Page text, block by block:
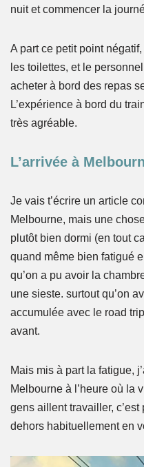
nuit et commencer la
A part ce petit point
les toilettes, et le
acheter à bord des repas
L’expérience à bord du
très agréable.
L’arrivée à
Je vais t’écrire un article
Melbourne, mais une
plutôt bien dormi (en tout
quand même bien fatigué
qu’on a pu avoir la
une sieste. surtout qu’on
accumulée avec le road
avant.
Mais mis à part la fatigue,
Melbourne à l’heure où la
gens aillent travailler,
dehors habituellement en